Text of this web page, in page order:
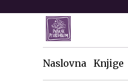
Naslovna Knjige